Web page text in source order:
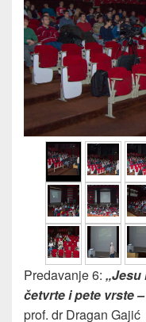
Predavanje 6: „Jesu
četvrte i pete vrste
prof. dr Dragan Gajić